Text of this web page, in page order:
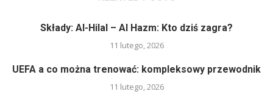
Składy: Al-Hilal – Al Hazm: Kto dziś zagra?
11 lutego, 2026
UEFA a co można trenować: kompleksowy przewodnik
11 lutego, 2026